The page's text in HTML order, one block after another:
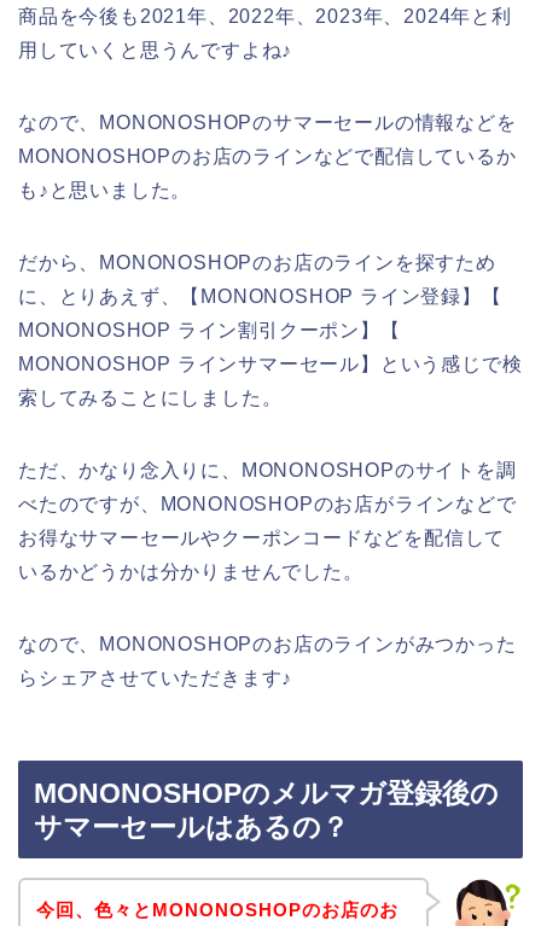
商品を今後も2021年、2022年、2023年、2024年と利
用していくと思うんですよね♪
なので、MONONOSHOPのサマーセールの情報などを
MONONOSHOPのお店のラインなどで配信しているか
も♪と思いました。
だから、MONONOSHOPのお店のラインを探すため
に、とりあえず、【MONONOSHOP ライン登録】【
MONONOSHOP ライン割引クーポン】【
MONONOSHOP ラインサマーセール】という感じで検
索してみることにしました。
ただ、かなり念入りに、MONONOSHOPのサイトを調
べたのですが、MONONOSHOPのお店がラインなどで
お得なサマーセールやクーポンコードなどを配信して
いるかどうかは分かりませんでした。
なので、MONONOSHOPのお店のラインがみつかった
らシェアさせていただきます♪
MONONOSHOPのメルマガ登録後の
サマーセールはあるの？
今回、色々とMONONOSHOPのお店のお